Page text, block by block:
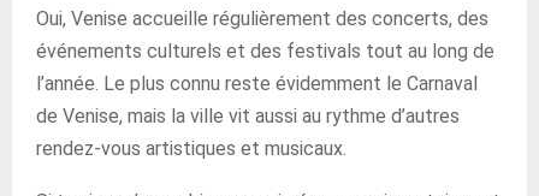
Oui, Venise accueille régulièrement des concerts, des
événements culturels et des festivals tout au long de
l’année. Le plus connu reste évidemment le Carnaval
de Venise, mais la ville vit aussi au rythme d’autres
rendez-vous artistiques et musicaux.